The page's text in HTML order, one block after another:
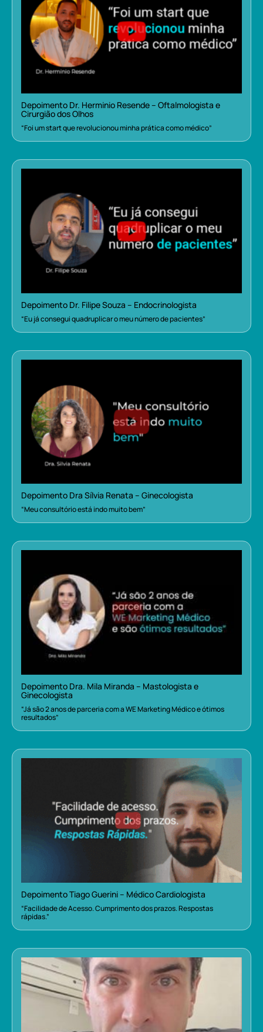
Depoimento Dr. Herminio Resende – Oftalmologista e
Cirurgião dos Olhos
“Foi um start que revolucionou minha prática como médico”
Depoimento Dr. Filipe Souza – Endocrinologista
“Eu já consegui quadruplicar o meu número de pacientes”
Depoimento Dra Sílvia Renata – Ginecologista
“Meu consultório está indo muito bem”
Depoimento Dra. Mila Miranda – Mastologista e
Ginecologista
“Já são 2 anos de parceria com a WE Marketing Médico e ótimos
resultados”
Depoimento Tiago Guerini – Médico Cardiologista
“Facilidade de Acesso. Cumprimento dos prazos. Respostas
rápidas.”